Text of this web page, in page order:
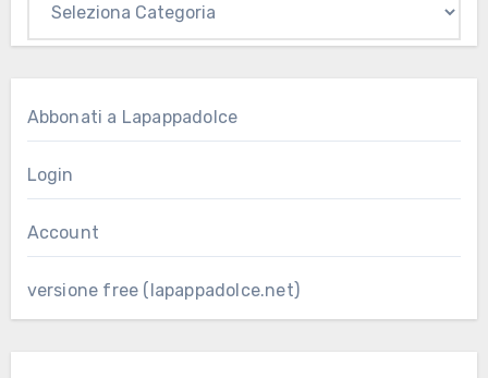
Abbonati a Lapappadolce
Login
Account
versione free (lapappadolce.net)